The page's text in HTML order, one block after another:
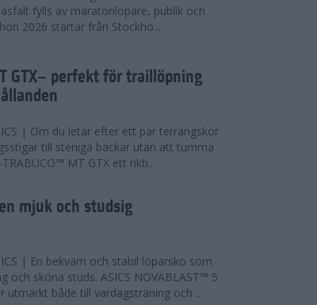
fylls av maratonlöpare, publik och
2026 startar från Stockho...
GTX– perfekt för traillöpning
| Om du letar efter ett par terrängskor
till steniga backar utan att tumma
MT GTX ett rikti...
mjuk och studsig
| En bekväm och stabil löparsko som
och sköna studs. ASICS NOVABLAST™ 5
utmärkt både till vardagsträning och ...